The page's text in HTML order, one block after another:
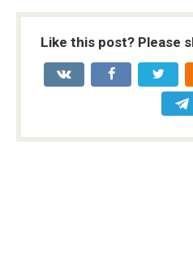
Like this post? Please